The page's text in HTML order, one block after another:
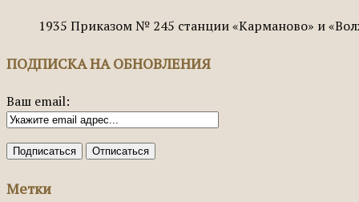
1935 Приказом № 245 станции «Карманово» и
ПОДПИСКА НА ОБНОВЛЕНИЯ
Ваш email:
Метки